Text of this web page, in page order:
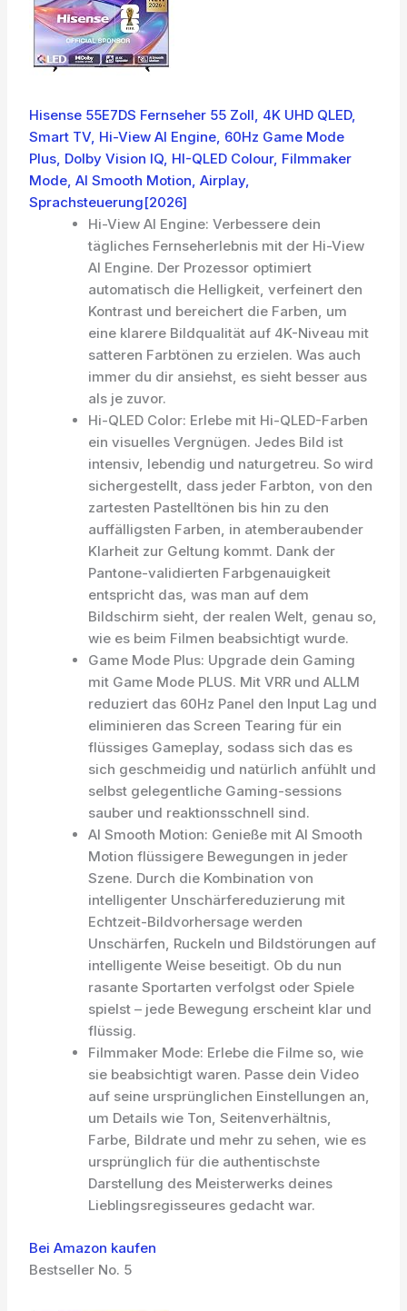
Hisense 55E7DS Fernseher 55 Zoll, 4K UHD QLED,
Smart TV, Hi-View AI Engine, 60Hz Game Mode
Plus, Dolby Vision IQ, HI-QLED Colour, Filmmaker
Mode, AI Smooth Motion, Airplay,
Sprachsteuerung[2026]
Hi-View AI Engine: Verbessere dein
tägliches Fernseherlebnis mit der Hi-View
AI Engine. Der Prozessor optimiert
automatisch die Helligkeit, verfeinert den
Kontrast und bereichert die Farben, um
eine klarere Bildqualität auf 4K-Niveau mit
satteren Farbtönen zu erzielen. Was auch
immer du dir ansiehst, es sieht besser aus
als je zuvor.
Hi-QLED Color: Erlebe mit Hi-QLED-Farben
ein visuelles Vergnügen. Jedes Bild ist
intensiv, lebendig und naturgetreu. So wird
sichergestellt, dass jeder Farbton, von den
zartesten Pastelltönen bis hin zu den
auffälligsten Farben, in atemberaubender
Klarheit zur Geltung kommt. Dank der
Pantone-validierten Farbgenauigkeit
entspricht das, was man auf dem
Bildschirm sieht, der realen Welt, genau so,
wie es beim Filmen beabsichtigt wurde.
Game Mode Plus: Upgrade dein Gaming
mit Game Mode PLUS. Mit VRR und ALLM
reduziert das 60Hz Panel den Input Lag und
eliminieren das Screen Tearing für ein
flüssiges Gameplay, sodass sich das es
sich geschmeidig und natürlich anfühlt und
selbst gelegentliche Gaming-sessions
sauber und reaktionsschnell sind.
AI Smooth Motion: Genieße mit AI Smooth
Motion flüssigere Bewegungen in jeder
Szene. Durch die Kombination von
intelligenter Unschärfereduzierung mit
Echtzeit-Bildvorhersage werden
Unschärfen, Ruckeln und Bildstörungen auf
intelligente Weise beseitigt. Ob du nun
rasante Sportarten verfolgst oder Spiele
spielst – jede Bewegung erscheint klar und
flüssig.
Filmmaker Mode: Erlebe die Filme so, wie
sie beabsichtigt waren. Passe dein Video
auf seine ursprünglichen Einstellungen an,
um Details wie Ton, Seitenverhältnis,
Farbe, Bildrate und mehr zu sehen, wie es
ursprünglich für die authentischste
Darstellung des Meisterwerks deines
Lieblingsregisseures gedacht war.
Bei Amazon kaufen
Bestseller No. 5